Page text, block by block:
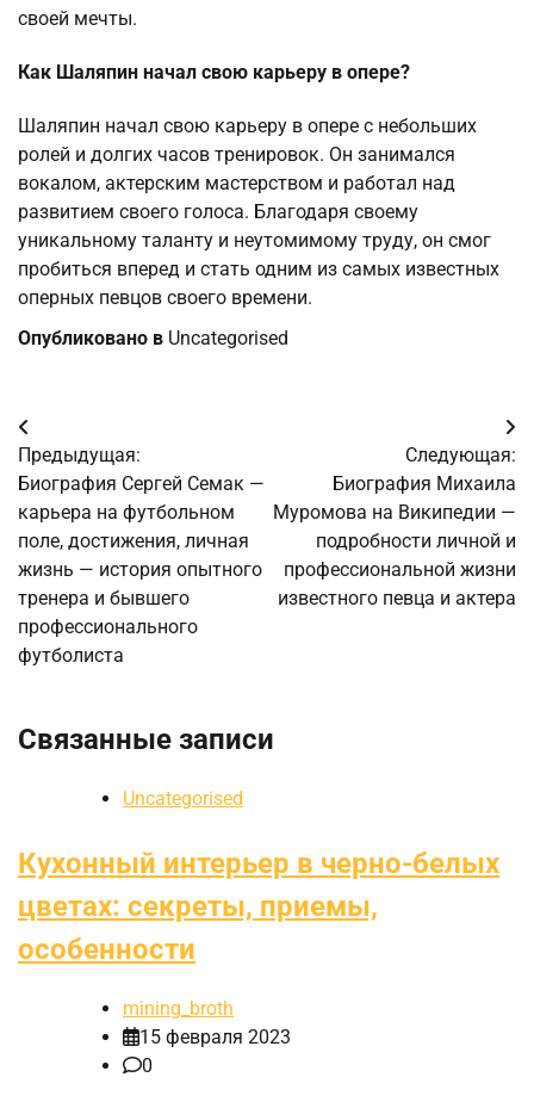
своей мечты.
Как Шаляпин начал свою карьеру в опере?
Шаляпин начал свою карьеру в опере с небольших
ролей и долгих часов тренировок. Он занимался
вокалом, актерским мастерством и работал над
развитием своего голоса. Благодаря своему
уникальному таланту и неутомимому труду, он смог
пробиться вперед и стать одним из самых известных
оперных певцов своего времени.
Опубликовано в Uncategorised
Навигация
по
записям
Предыдущая:
Биография Сергей Семак —
карьера на футбольном
поле, достижения, личная
жизнь — история опытного
тренера и бывшего
профессионального
футболиста
Следующая:
Биография Михаила
Муромова на Википедии —
подробности личной и
профессиональной жизни
известного певца и актера
Связанные записи
Uncategorised
Кухонный интерьер в черно-белых
цветах: секреты, приемы,
особенности
mining_broth
15 февраля 2023
0